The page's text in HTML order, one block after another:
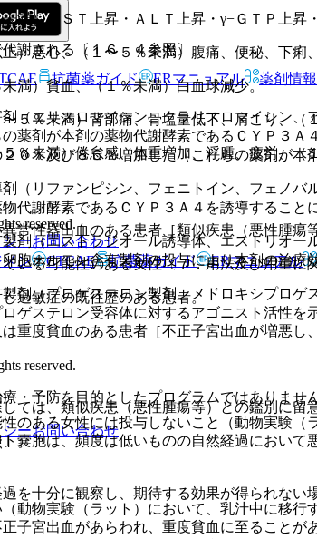
謝される〔１６．４参照〕。
（エリスロマイシン、クラリスロマイシン、
薬剤が本剤の薬物代謝酵素であるＣＹＰ３
０％及び８６％増加した（これらの薬剤が
（リファンピシン、フェニトイン、フェノバ
代謝酵素であるＣＹＰ３Ａ４を誘導すること
剤（エストラジオール誘導体、エストリオー
胞ホルモン含有製剤の投与により本剤の治療
剤（プロゲステロン製剤、メドロキシプロゲ
ゲステロン受容体に対するアゴニスト活性
のある女性には投与しないこと（動物実験
。
動物実験（ラット）において、乳汁中に移行
満）ＡＳＴ上昇・ＡＬＴ上昇・γ−ＧＴＰ上昇
）悪心、（１〜５％未満）腹痛、便秘、下痢
満）貧血、（１％未満）白血球減少。
５％未満）背部痛、骨塩量低下、肩こり、（
％未満）倦怠感、体重増加、浮腫、疲労、（
常性器出血のある患者［類似疾患（悪性腫瘍
いる可能性のある女性〔７．用法及び用量に
過敏症の既往歴のある患者。
重度貧血のある患者［不正子宮出血が増悪し
ては、類似疾患（悪性腫瘍等）との鑑別に留
嚢胞は、頻度は低いものの自然経過において
を十分に観察し、期待する効果が得られない
子宮出血があらわれ、重度貧血に至ることが
抗菌薬ガイド ERマニュアル 薬剤情報
reserved.
ーお問い合わせ
ン CTCAE 抗菌薬ガイド ERマニュアル
reserved.
・予防を目的としたプログラムではありません
ーお問い合わせ